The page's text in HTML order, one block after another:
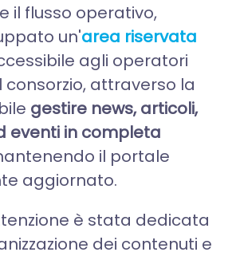
il flusso operativo,
un'area riservata
agli operatori
consorzio, attraverso la
gestire news, articoli,
eventi in completa
il portale
aggiornato.
è stata dedicata
dei contenuti e